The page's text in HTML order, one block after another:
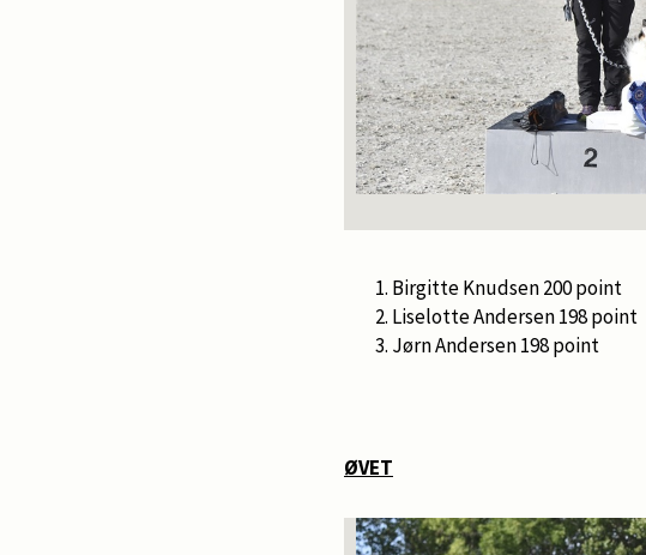
Birgitte Knudsen 200 point
Liselotte Andersen 198 point
Jørn Andersen 198 point
ØVET